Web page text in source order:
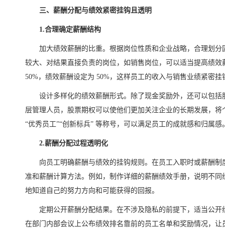
三、薪酬分配与绩效紧密挂钩且透明
1.合理确定薪酬结构
加大绩效薪酬的比重。根据岗位性质和企业战略，合理划
较大、对结果直接负责的岗位，如销售岗位，可以适当提高绩
50%，绩效薪酬设定为 50%，这样员工的收入与销售业绩紧密
设计多样化的绩效薪酬形式。除了现金奖励外，还可以包
层管理人员，股票期权可以使他们更加关注企业的长期发展，
“优秀员工”“创新标兵” 等称号，可以满足员工的成就感和归属感
2.薪酬分配过程透明化
向员工明确薪酬与绩效的挂钩规则。在员工入职时或薪酬
准和薪酬计算方法。例如，制作详细的薪酬绩效手册，说明不
地知道自己的努力方向和可能获得的回报。
定期公开薪酬分配结果。在不涉及隐私的前提下，适当公
在部门内部会议上公布绩效排名靠前的员工名单和奖励情况，